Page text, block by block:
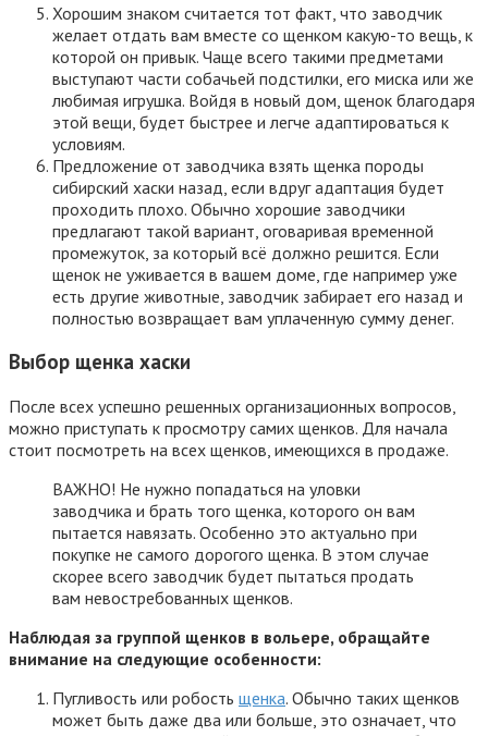
Хорошим знаком считается тот факт, что заводчик
желает отдать вам вместе со щенком какую-то вещь, к
которой он привык. Чаще всего такими предметами
выступают части собачьей подстилки, его миска или же
любимая игрушка. Войдя в новый дом, щенок благодаря
этой вещи, будет быстрее и легче адаптироваться к
условиям.
Предложение от заводчика взять щенка породы
сибирский хаски назад, если вдруг адаптация будет
проходить плохо. Обычно хорошие заводчики
предлагают такой вариант, оговаривая временной
промежуток, за который всё должно решится. Если
щенок не уживается в вашем доме, где например уже
есть другие животные, заводчик забирает его назад и
полностью возвращает вам уплаченную сумму денег.
Выбор щенка хаски
После всех успешно решенных организационных вопросов,
можно приступать к просмотру самих щенков. Для начала
стоит посмотреть на всех щенков, имеющихся в продаже.
ВАЖНО! Не нужно попадаться на уловки
заводчика и брать того щенка, которого он вам
пытается навязать. Особенно это актуально при
покупке не самого дорогого щенка. В этом случае
скорее всего заводчик будет пытаться продать
вам невостребованных щенков.
Наблюдая за группой щенков в вольере, обращайте
внимание на следующие особенности:
Пугливость или робость щенка. Обычно таких щенков
может быть даже два или больше, это означает, что